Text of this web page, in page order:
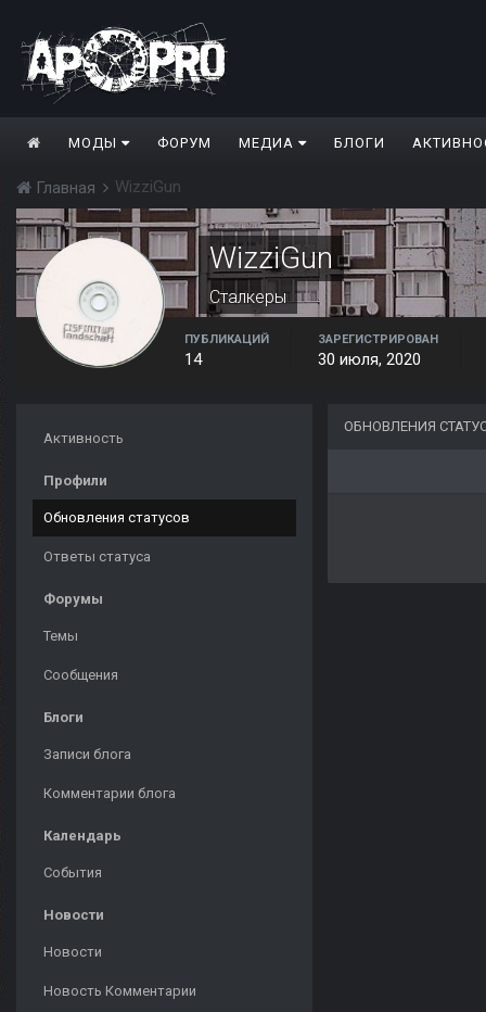
МОДЫ ФОРУМ МЕДИА БЛОГИ
Главная WizziGun
WizziGun
Сталкеры
ПУБЛИКАЦИЙ
14
ЗАРЕГИСТРИРОВАН
30 июля, 2020
Активность
Профили
Обновления статусов
Ответы статуса
Форумы
Темы
Сообщения
Блоги
Записи блога
Комментарии блога
Календарь
События
Новости
Новости
Новость Комментарии
ОБНОВЛЕНИЯ